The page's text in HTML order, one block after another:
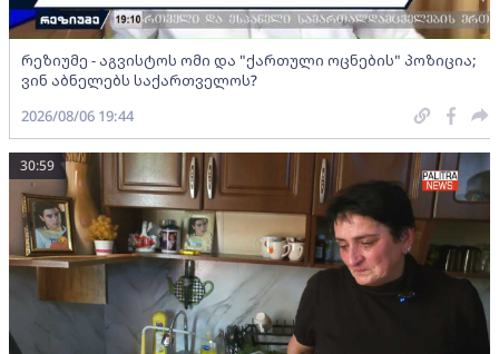
რეზიუმე - აგვისტოს ომი და "ქართული ოცნების" პოზიცია;
ვინ აბნელებს საქართველოს?
2026/08/06 19:44
30:59